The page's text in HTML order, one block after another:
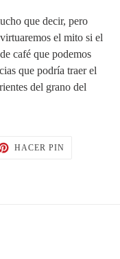
que decir, pero
el mito si el
café que podemos
que podría traer el
del grano del
HACER PINPINEAR